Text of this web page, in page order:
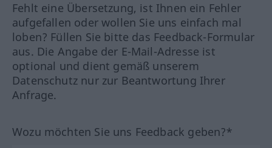
Fehlt eine Übersetzung, ist Ihnen ein Fehler
aufgefallen oder wollen Sie uns einfach mal
loben? Füllen Sie bitte das Feedback-Formular
aus. Die Angabe der E-Mail-Adresse ist
optional und dient gemäß unserem
Datenschutz nur zur Beantwortung Ihrer
Anfrage.
Wozu möchten Sie uns Feedback geben?*